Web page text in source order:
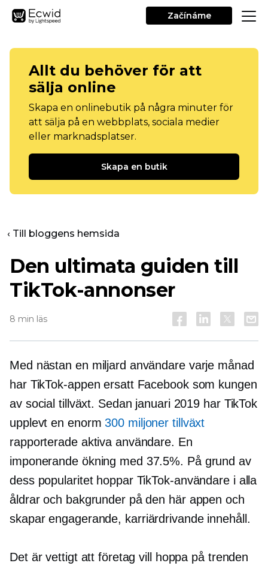
Začínáme
Allt du behöver för att
sälja online
Skapa en onlinebutik på några minuter för
att sälja på en webbplats, sociala medier
eller marknadsplatser.
Skapa en butik
‹ Till bloggens hemsida
Den ultimata guiden till
TikTok-annonser
8 min läs
Med nästan en miljard användare varje månad
har TikTok-appen ersatt Facebook som kungen
av social tillväxt. Sedan januari 2019 har TikTok
upplevt en enorm300 miljoner tillväxt
rapporterade aktiva användare. En
imponerande ökning med 37.5%. På grund av
dess popularitet hoppar TikTok-användare i alla
åldrar och bakgrunder på den här appen och
skapar engagerande, karriärdrivandeinnehåll.
Det är vettigt att företag vill hoppa på trenden